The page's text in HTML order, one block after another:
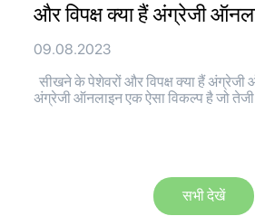
और विपक्ष क्या हैं अंग्रेजी
09.08.2023
सीखने के पेशेवरों और विपक्ष क्या हैं अंग्रेजी
अंग्रेजी ऑनलाइन एक ऐसा विकल्प है जो
सभी देखें